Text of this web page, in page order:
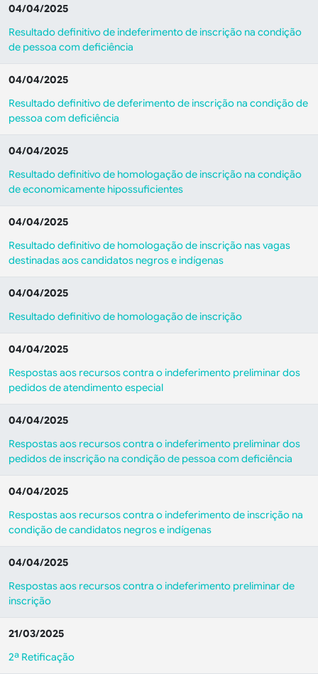
04/04/2025
Resultado definitivo de indeferimento de inscrição na condição
de pessoa com deficiência
04/04/2025
Resultado definitivo de deferimento de inscrição na condição de
pessoa com deficiência
04/04/2025
Resultado definitivo de homologação de inscrição na condição
de economicamente hipossuficientes
04/04/2025
Resultado definitivo de homologação de inscrição nas vagas
destinadas aos candidatos negros e indígenas
04/04/2025
Resultado definitivo de homologação de inscrição
04/04/2025
Respostas aos recursos contra o indeferimento preliminar dos
pedidos de atendimento especial
04/04/2025
Respostas aos recursos contra o indeferimento preliminar dos
pedidos de inscrição na condição de pessoa com deficiência
04/04/2025
Respostas aos recursos contra o indeferimento de inscrição na
condição de candidatos negros e indígenas
04/04/2025
Respostas aos recursos contra o indeferimento preliminar de
inscrição
21/03/2025
2ª Retificação